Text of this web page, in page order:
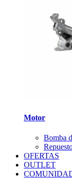
Motor
Bomba
OFERTAS
OUTLET